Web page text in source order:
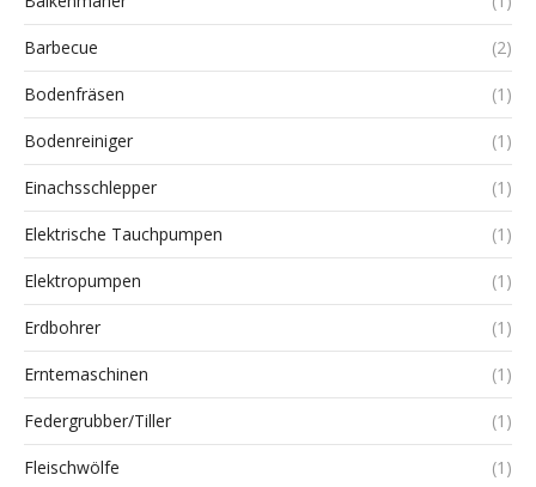
Barbecue (2)
Bodenfräsen (1)
Bodenreiniger (1)
Einachsschlepper (1)
Elektrische Tauchpumpen (1)
Elektropumpen (1)
Erdbohrer (1)
Erntemaschinen (1)
Federgrubber/Tiller (1)
Fleischwölfe (1)